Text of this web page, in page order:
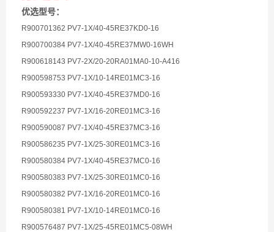
优选型号：
R900701362 PV7-1X/40-45RE37KD0-16
R900700384 PV7-1X/40-45RE37MW0-16WH
R900618143 PV7-2X/20-20RA01MA0-10-A416
R900598753 PV7-1X/10-14RE01MC3-16
R900593330 PV7-1X/40-45RE37MD0-16
R900592237 PV7-1X/16-20RE01MC3-16
R900590087 PV7-1X/40-45RE37MC3-16
R900586235 PV7-1X/25-30RE01MC3-16
R900580384 PV7-1X/40-45RE37MC0-16
R900580383 PV7-1X/25-30RE01MC0-16
R900580382 PV7-1X/16-20RE01MC0-16
R900580381 PV7-1X/10-14RE01MC0-16
R900576487 PV7-1X/25-45RE01MC5-08WH